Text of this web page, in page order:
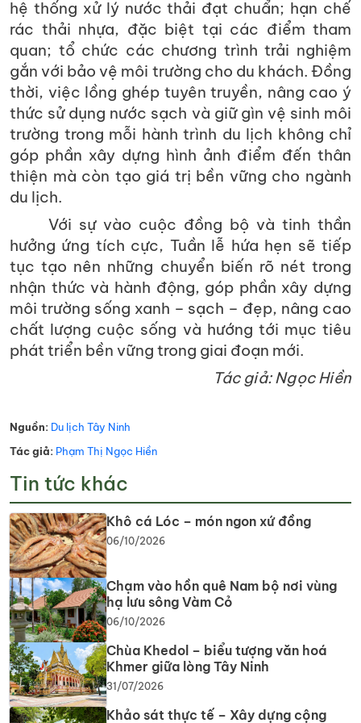
hệ thống xử lý nước thải đạt chuẩn; hạn chế
rác thải nhựa, đặc biệt tại các điểm tham
quan; tổ chức các chương trình trải nghiệm
gắn với bảo vệ môi trường cho du khách. Đồng
thời, việc lồng ghép tuyên truyền, nâng cao ý
thức sử dụng nước sạch và giữ gìn vệ sinh môi
trường trong mỗi hành trình du lịch không chỉ
góp phần xây dựng hình ảnh điểm đến thân
thiện mà còn tạo giá trị bền vững cho ngành
du lịch.
Với sự vào cuộc đồng bộ và tinh thần
hưởng ứng tích cực, Tuần lễ hứa hẹn sẽ tiếp
tục tạo nên những chuyển biến rõ nét trong
nhận thức và hành động, góp phần xây dựng
môi trường sống xanh – sạch – đẹp, nâng cao
chất lượng cuộc sống và hướng tới mục tiêu
phát triển bền vững trong giai đoạn mới.
Tác giả: Ngọc Hiền
Nguồn: Du lịch Tây Ninh
Tác giả: Phạm Thị Ngọc Hiền
Tin tức khác
Khô cá Lóc – món ngon xứ đồng
06/10/2026
Chạm vào hồn quê Nam bộ nơi vùng
hạ lưu sông Vàm Cỏ
06/10/2026
Chùa Khedol – biểu tượng văn hoá
Khmer giữa lòng Tây Ninh
31/07/2026
Khảo sát thực tế – Xây dựng cộng